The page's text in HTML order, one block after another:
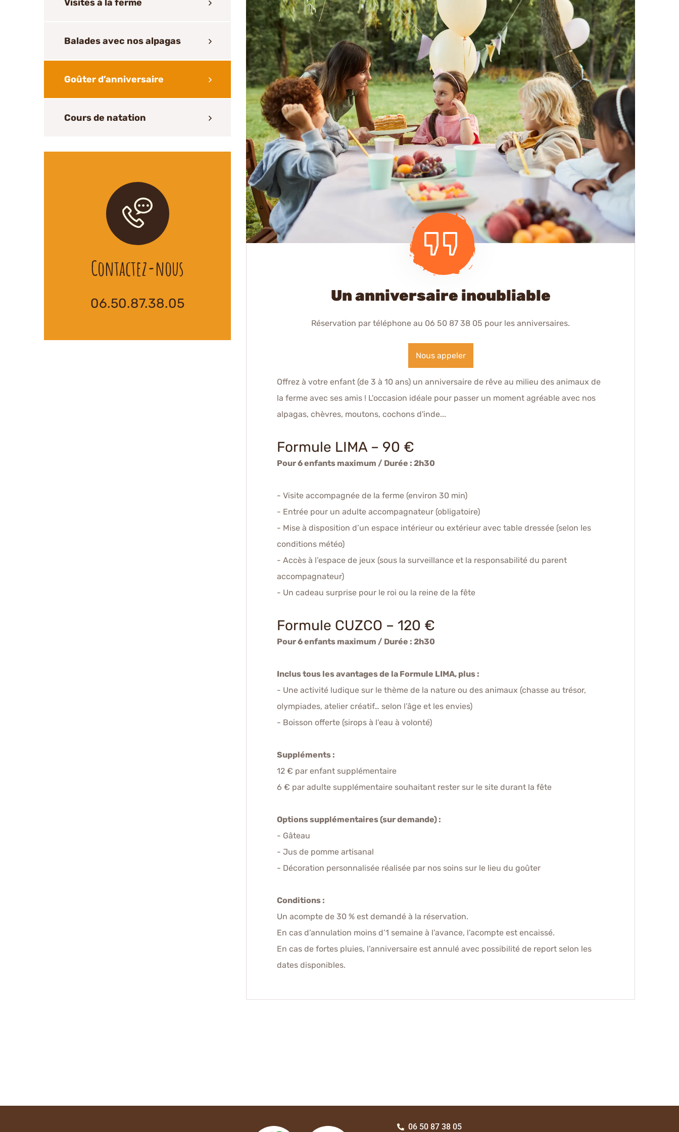
Visites à la ferme
Balades avec nos alpagas
Goûter d’anniversaire
Cours de natation
Contactez-nous
06.50.87.38.05 Un anniversaire inoubliable
Réservation par téléphone au 06 50 87 38 05 pour les anniversaires.
Nous appeler
Offrez à votre enfant (de 3 à 10 ans) un anniversaire de rêve au milieu des animaux de
la ferme avec ses amis ! L'occasion idéale pour passer un moment agréable avec nos
alpagas, chèvres, moutons, cochons d'inde...
Formule LIMA – 90 €
Pour 6 enfants maximum / Durée : 2h30
- Visite accompagnée de la ferme (environ 30 min)
- Entrée pour un adulte accompagnateur (obligatoire)
- Mise à disposition d’un espace intérieur ou extérieur avec table dressée (selon les
conditions météo)
- Accès à l’espace de jeux (sous la surveillance et la responsabilité du parent
accompagnateur)
- Un cadeau surprise pour le roi ou la reine de la fête
Formule CUZCO – 120 €
Pour 6 enfants maximum / Durée : 2h30
Inclus tous les avantages de la Formule LIMA, plus :
- Une activité ludique sur le thème de la nature ou des animaux (chasse au trésor,
olympiades, atelier créatif… selon l’âge et les envies)
- Boisson offerte (sirops à l’eau à volonté)
Suppléments :
12 € par enfant supplémentaire
6 € par adulte supplémentaire souhaitant rester sur le site durant la fête
Options supplémentaires (sur demande) :
- Gâteau
- Jus de pomme artisanal
- Décoration personnalisée réalisée par nos soins sur le lieu du goûter
Conditions :
Un acompte de 30 % est demandé à la réservation.
En cas d’annulation moins d’1 semaine à l’avance, l’acompte est encaissé.
En cas de fortes pluies, l’anniversaire est annulé avec possibilité de report selon les
dates disponibles.
06 50 87 38 05